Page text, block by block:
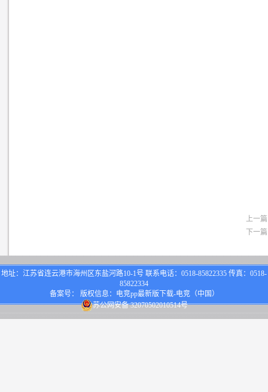
上一
下一
地址：江苏省连云港市海州区东盐河路10-1号 联系电话：0518-85822335 传真：0518-
85822334
备案号： 版权信息：电竞pp最新版下载-电竞（中国）
苏公网安备 32070502010514号